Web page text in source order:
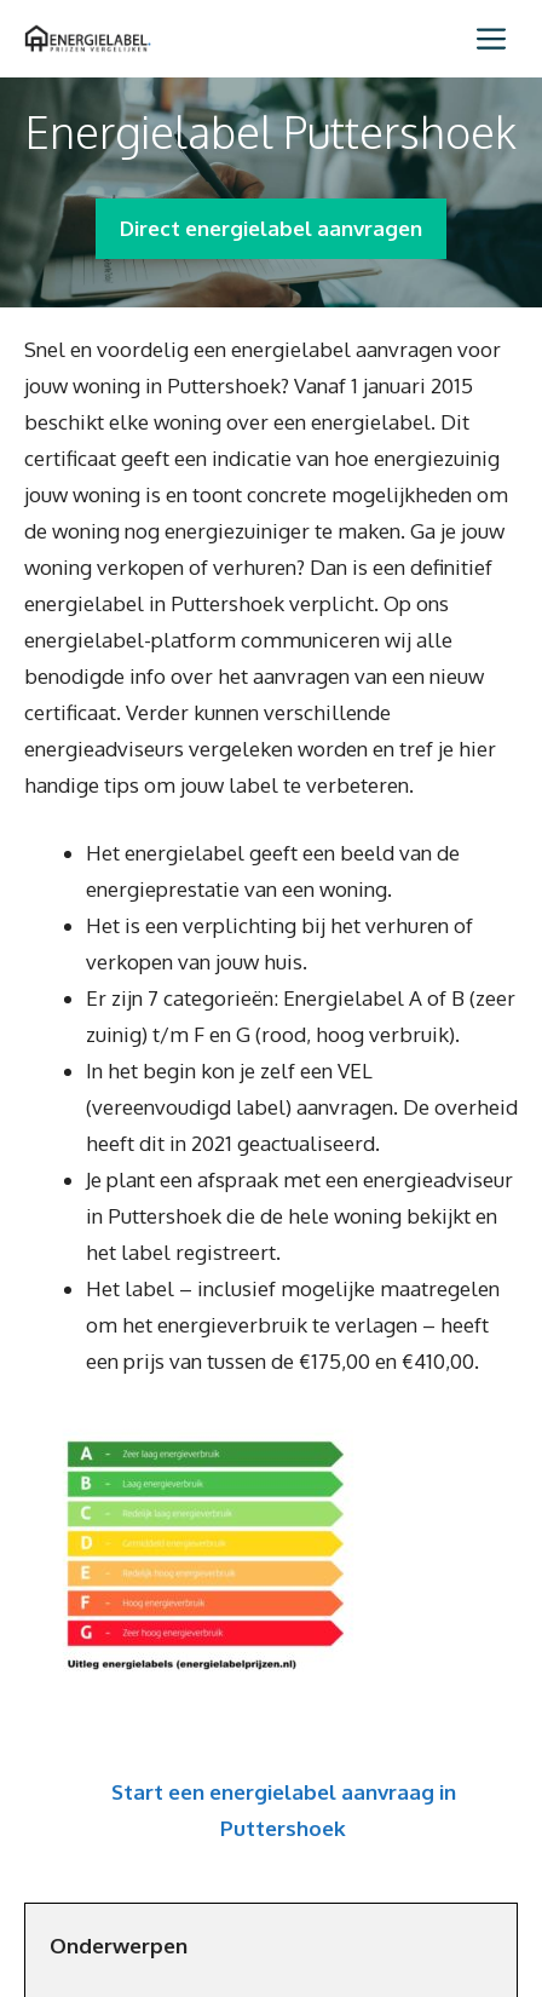
naar
Energielabel Puttershoek
Direct energielabel aanvragen
Snel en voordelig een energielabel aanvragen voor
jouw woning in Puttershoek? Vanaf 1 januari 2015
beschikt elke woning over een energielabel. Dit
certificaat geeft een indicatie van hoe energiezuinig
jouw woning is en toont concrete mogelijkheden om
de woning nog energiezuiniger te maken. Ga je jouw
woning verkopen of verhuren? Dan is een definitief
energielabel in Puttershoek verplicht. Op ons
energielabel-platform communiceren wij alle
benodigde info over het aanvragen van een nieuw
certificaat. Verder kunnen verschillende
energieadviseurs vergeleken worden en tref je hier
handige tips om jouw label te verbeteren.
Het energielabel geeft een beeld van de
energieprestatie van een woning.
Het is een verplichting bij het verhuren of
verkopen van jouw huis.
Er zijn 7 categorieën: Energielabel A of B (zeer
zuinig) t/m F en G (rood, hoog verbruik).
In het begin kon je zelf een VEL
(vereenvoudigd label) aanvragen. De overheid
heeft dit in 2021 geactualiseerd.
Je plant een afspraak met een energieadviseur
in Puttershoek die de hele woning bekijkt en
het label registreert.
Het label – inclusief mogelijke maatregelen
om het energieverbruik te verlagen – heeft
een prijs van tussen de €175,00 en €410,00.
Start een energielabel aanvraag in
Puttershoek
Onderwerpen